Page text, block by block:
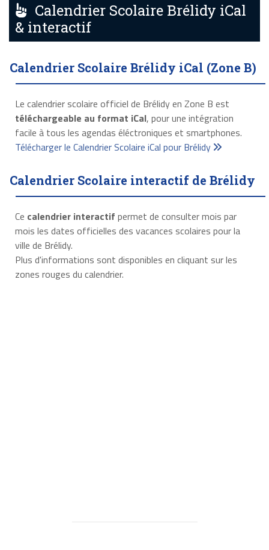
Calendrier Scolaire Brélidy iCal
& interactif
Calendrier Scolaire Brélidy iCal (Zone B)
Le calendrier scolaire officiel de Brélidy en Zone B est
téléchargeable au format iCal, pour une intégration
facile à tous les agendas éléctroniques et smartphones.
Télécharger le Calendrier Scolaire iCal pour Brélidy
Calendrier Scolaire interactif de Brélidy
Ce calendrier interactif permet de consulter mois par
mois les dates officielles des vacances scolaires pour la
ville de Brélidy.
Plus d'informations sont disponibles en cliquant sur les
zones rouges du calendrier.